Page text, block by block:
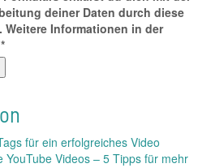
deiner Daten durch diese
Informationen in der
*
für ein erfolgreiches Video
YouTube Videos – 5 Tipps für mehr